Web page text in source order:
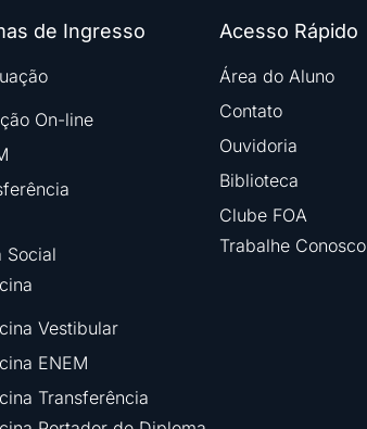
de Ingresso
On-line
Social
Vestibular
ENEM
Transferência
Acesso Rápido
Área do Aluno
Contato
Ouvidoria
Biblioteca
Clube FOA
Trabalhe Conosco